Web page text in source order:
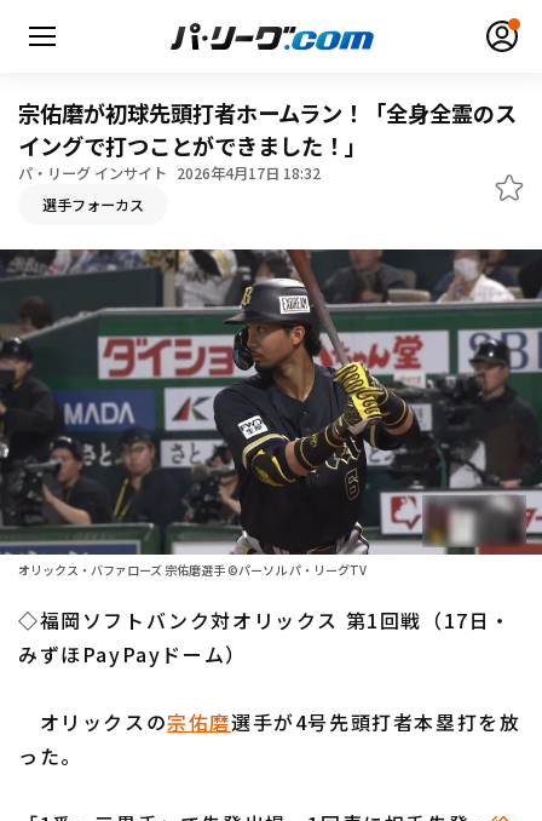
HOME
動画
日程・結果
順位表･成績
1軍公式戦
ファーム東地区
ファーム西地区
選手名鑑
選手名鑑トップ
北海道日本ハムファイターズ
東北楽天ゴールデンイーグルス
埼玉西武ライオンズ
ニュース
設定
宗佑磨が初球先頭打者ホームラン！「全身全霊のス
イングで打つことができました！」
パ・リーグ インサイト 2026年4月17日 18:32
選手フォーカス
オリックス・バファローズ 宗佑磨選手 ©パーソル パ・リーグTV
◇福岡ソフトバンク対オリックス 第1回戦（17日・
みずほPayPayドーム）
オリックスの宗佑磨選手が4号先頭打者本塁打を放
った。